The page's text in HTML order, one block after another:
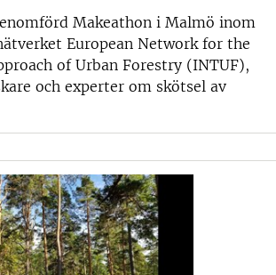
Makeathon i Malmö inom
European Network for the
of Urban Forestry (INTUF),
och experter om skötsel av